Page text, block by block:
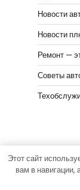
Новости
Новости
Ремонт —
Советы
Copyright ©
Этот сайт
вам в навигации,